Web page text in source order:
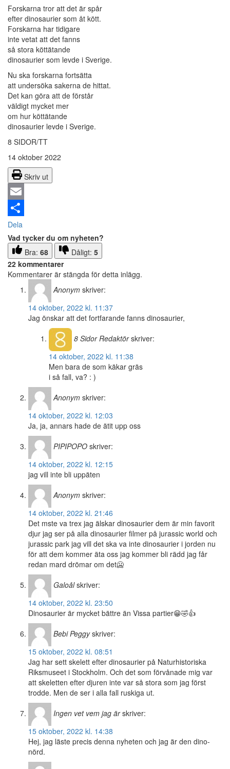
Forskarna tror att det är spår
efter dinosaurier som åt kött.
Forskarna har tidigare
inte vetat att det fanns
så stora köttätande
dinosaurier som levde i Sverige.
Nu ska forskarna fortsätta
att undersöka sakerna de hittat.
Det kan göra att de förstår
väldigt mycket mer
om hur köttätande
dinosaurier levde i Sverige.
8 SIDOR/TT
14 oktober 2022
Skriv ut
Email
Dela
Vad tycker du om nyheten?
Bra: 68 Dåligt: 5
22 kommentarer
Kommentarer är stängda för detta inlägg.
Anonym skriver:
14 oktober, 2022 kl. 11:37
Jag önskar att det fortfarande fanns dinosaurier,
8 SidorRedaktör skriver:
14 oktober, 2022 kl. 11:38
Men bara de som käkar gräs
i så fall, va? : )
Anonym skriver:
14 oktober, 2022 kl. 12:03
Ja, ja, annars hade de ätit upp oss
PIPIPOPO skriver:
14 oktober, 2022 kl. 12:15
jag vill inte bli uppäten
Anonym skriver:
14 oktober, 2022 kl. 21:46
Det mste va trex jag älskar dinosaurier dem är min favorit
djur jag ser på alla dinosaurier filmer på jurassic world och
jurassic park jag vill det ska va inte dinosaurier i jorden nu
för att dem kommer äta oss jag kommer bli rädd jag får
redan mard drömar om det🥶
Galoål skriver:
14 oktober, 2022 kl. 23:50
Dinosaurier är mycket bättre än Vissa partier😁🤣👍
Bebi Peggy skriver:
15 oktober, 2022 kl. 08:51
Jag har sett skelett efter dinosaurier på Naturhistoriska
Riksmuseet i Stockholm. Och det som förvånade mig var
att skeletten efter djuren inte var så stora som jag först
trodde. Men de ser i alla fall ruskiga ut.
Ingen vet vem jag är skriver:
15 oktober, 2022 kl. 14:38
Hej, jag läste precis denna nyheten och jag är den dino-
nörd.